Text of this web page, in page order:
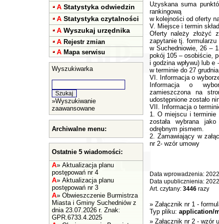
A Statystyka odwiedzin
A Statystyka czytalności
A Wyszukaj urzędnika
A Rejestr zmian
A Mapa serwisu
Wyszukiwarka
»Wyszukiwanie
zaawansowane
Archiwalne menu:
Ostatnie 5 wiadomości:
A» Aktualizacja planu
postępowań nr 4
A» Aktualizacja planu
postępowań nr 3
A» Obwieszczenie Burmistrza
Miasta i Gminy Suchedniów z
dnia 23.07.2026 r. Znak:
GPR.6733.4.2025
Uzyskana suma
rankingową
w kolejności od oferty
V. Miejsce i termin
Oferty należy złożyć
zapytanie tj.
w Suchedniowie, 26 –
pokój 105 – osobiście,
i godzina wpływu) lub
w terminie do 27
VI. Informacja o
Informacja o
zamieszczona na
udostępnione zostało
VII. Informacja o
1. O miejscu i terminie
została wybrana
odrębnym pismem.
2. Zamawiający w
nr 2- wzór umowy
Data wprowadzenia:
Data upublicznienia:
Art. czytany: 3446razy
» Załącznik nr 1 -
Typ pliku: application/
» Załącznik nr 2 - wzór